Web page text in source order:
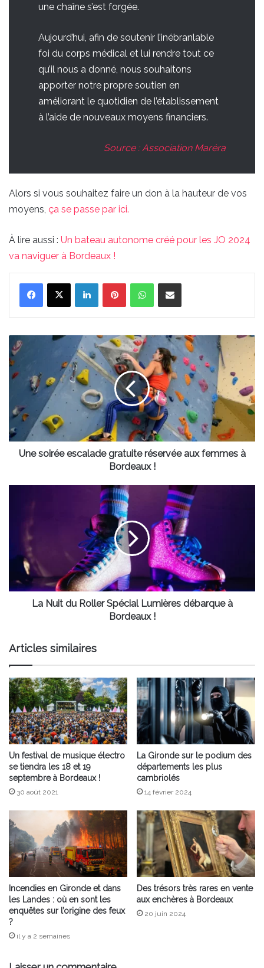
une chaîne s’est forgée.
Aujourd’hui, afin de soutenir l’inébranlable
foi du corps médical et lui rendre tout ce
qu’il nous a donné, nous souhaitons
apporter notre propre soutien en
améliorant le quotidien de l’établissement
à l’aide de nouveaux moyens financiers.
Source : Association Maréra
Alors si vous souhaitez faire un don à la hauteur de vos
moyens, ça se passe par ici.
À lire aussi : Un bateau autonome créé pour les JO 2024
va naviguer à Bordeaux !
LinkedinPinterestWhatsAppPartager par email
Une
soirée
escalade
gratuite
réservée
femmes
à
Bordeaux
Une soirée escalade gratuite réservée aux femmes à
Bordeaux !
Spécial
Lumières
débarque
Bordeaux
La Nuit du Roller Spécial Lumières débarque à
Bordeaux !
Articles similaires
Un festival de musique électro
se tiendra les 18 et 19
septembre à Bordeaux !
30 août 2021
La Gironde sur le podium des
départements les plus
cambriolés
14 février 2024
Incendies en Gironde et dans
les Landes : où en sont les
enquêtes sur l’origine des feux
?
il y a 2 semaines
Des trésors très rares en vente
aux enchères à Bordeaux
20 juin 2024